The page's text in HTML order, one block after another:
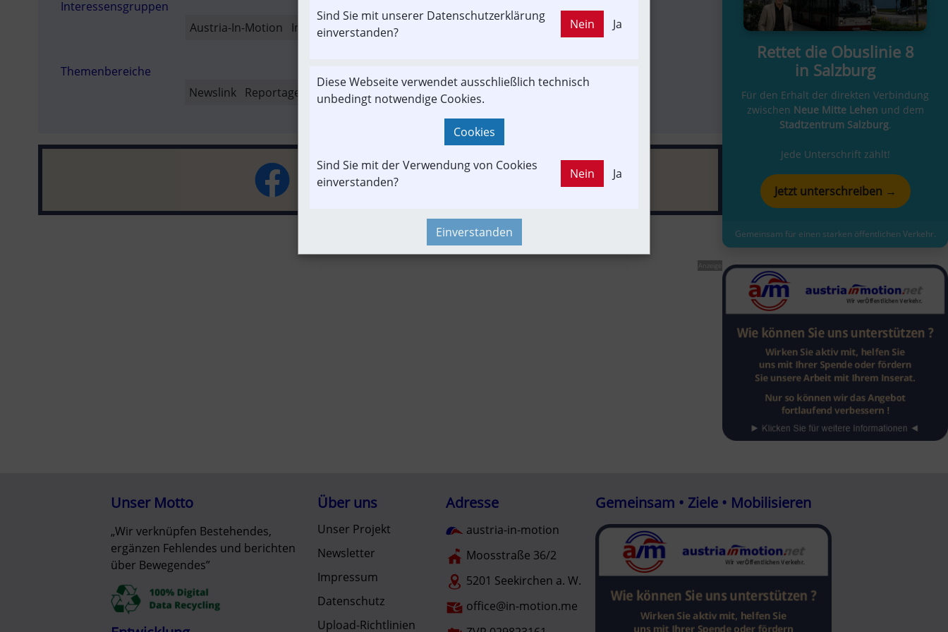
SOLD OUT
Interessensgruppen
Austria-In-Motion
In-Motion Güterverkehr Umwelt
Themenbereiche
Newslink Reportage Presseaussendung Fahrzeug-Portrait
Rettet die Obuslinie 8
in Salzburg
Für den Erhalt der direkten Verbindung
zwischen Neue Mitte Lehen und dem
Stadtzentrum Salzburg.
Jede Unterschrift zählt!
Jetzt unterschreiben →
Gemeinsam für einen starken öffentlichen Verkehr.
Anzeige
Unser Motto
„Wir verknüpfen Bestehendes,
ergänzen Fehlendes und berichten
über Bewegendes”
Über uns
Unser Projekt
Newsletter
Impressum
Datenschutz
Upload-Richtlinien
Adresse
austria-in-motion
Moosstraße 36/2
5201 Seekirchen a. W.
office@in-motion.me
Gemeinsam • Ziele • Mobilisieren
Sind Sie mit unserer Datenschutzerklärung
einverstanden?
Nein Ja
Diese Webseite verwendet ausschließlich technisch
unbedingt notwendige Cookies.
Cookies
Sind Sie mit der Verwendung von Cookies
einverstanden?
Nein Ja
Einverstanden